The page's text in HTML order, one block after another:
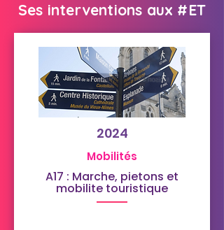
Ses interventions aux #ET
2024
Mobilités
A17 : Marche, pietons et
mobilite touristique